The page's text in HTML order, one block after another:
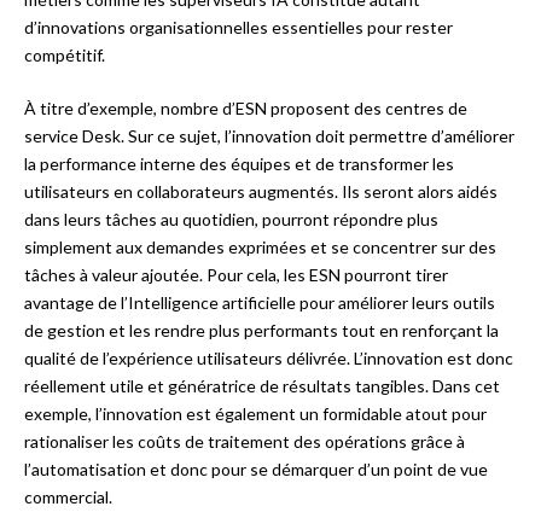
d’innovations organisationnelles essentielles pour rester
compétitif.
À titre d’exemple, nombre d’ESN proposent des centres de
service Desk. Sur ce sujet, l’innovation doit permettre d’améliorer
la performance interne des équipes et de transformer les
utilisateurs en collaborateurs augmentés. Ils seront alors aidés
dans leurs tâches au quotidien, pourront répondre plus
simplement aux demandes exprimées et se concentrer sur des
tâches à valeur ajoutée. Pour cela, les ESN pourront tirer
avantage de l’Intelligence artificielle pour améliorer leurs outils
de gestion et les rendre plus performants tout en renforçant la
qualité de l’expérience utilisateurs délivrée. L’innovation est donc
réellement utile et génératrice de résultats tangibles. Dans cet
exemple, l’innovation est également un formidable atout pour
rationaliser les coûts de traitement des opérations grâce à
l’automatisation et donc pour se démarquer d’un point de vue
commercial.